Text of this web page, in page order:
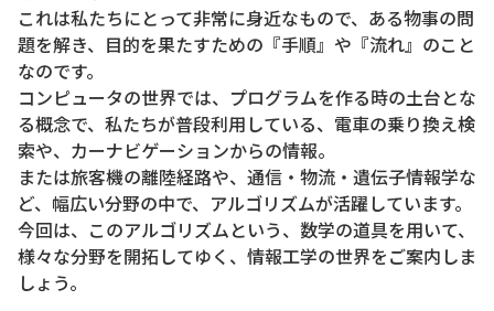
これは私たちにとって非常に身近なもので、ある物事の問
題を解き、目的を果たすための『手順』や『流れ』のこと
なのです。
コンピュータの世界では、プログラムを作る時の土台とな
る概念で、私たちが普段利用している、電車の乗り換え検
索や、カーナビゲーションからの情報。
または旅客機の離陸経路や、通信・物流・遺伝子情報学な
ど、幅広い分野の中で、アルゴリズムが活躍しています。
今回は、このアルゴリズムという、数学の道具を用いて、
様々な分野を開拓してゆく、情報工学の世界をご案内しま
しょう。